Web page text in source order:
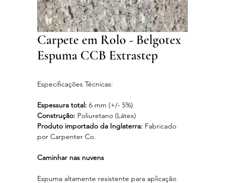
Carpete em Rolo - Belgotex
Espuma CCB Extrastep
Especificações Técnicas:
Espessura total: 6 mm (+/- 5%)
Construção: Poliuretano (Látex)
Produto importado da Inglaterra: Fabricado
por Carpenter Co.
Caminhar nas nuvens
Espuma altamente resistente para aplicação